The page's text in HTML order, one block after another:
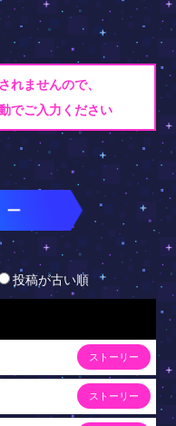
れませんので、
でご入力ください
投稿が古い順
ストーリー
ストーリー